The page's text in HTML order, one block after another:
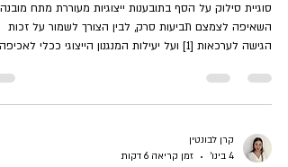
סוגיית סילוק על הסף בתובענות ייצוגיות מעוררת מתח מובנה
השאיפה לצמצם תביעות סרק, לבין הצורך לשמור על זכות
הגישה לערכאות [1] ועל יעילות המנגנון הייצוגי ככלי לאכיפה
הסילוק על הסף בהליכים אזרחיים [3] ובמקביל, מונחת
הכנסת הצעת חוק תובענות ייצוגיות (תיקון מס׳
על הסף. [4] המפגש בין פסיקה עדכנית בהליך האזרחי לבין
הצעת החוק מעלה את השאלה: האם ההליך הי
קרן לבונטין
4 בינו׳
זמן קריאה 6 דקות